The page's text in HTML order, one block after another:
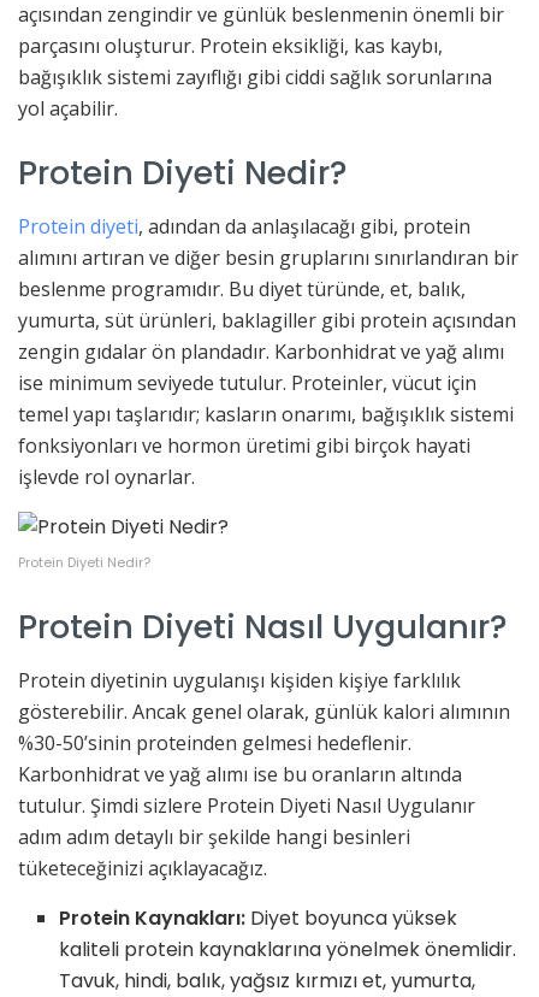
açısından zengindir ve günlük beslenmenin önemli bir
parçasını oluşturur. Protein eksikliği, kas kaybı,
bağışıklık sistemi zayıflığı gibi ciddi sağlık sorunlarına
yol açabilir.
Protein Diyeti Nedir?
Protein diyeti, adından da anlaşılacağı gibi, protein
alımını artıran ve diğer besin gruplarını sınırlandıran bir
beslenme programıdır. Bu diyet türünde, et, balık,
yumurta, süt ürünleri, baklagiller gibi protein açısından
zengin gıdalar ön plandadır. Karbonhidrat ve yağ alımı
ise minimum seviyede tutulur. Proteinler, vücut için
temel yapı taşlarıdır; kasların onarımı, bağışıklık sistemi
fonksiyonları ve hormon üretimi gibi birçok hayati
işlevde rol oynarlar.
Protein Diyeti Nedir?
Protein Diyeti Nasıl Uygulanır?
Protein diyetinin uygulanışı kişiden kişiye farklılık
gösterebilir. Ancak genel olarak, günlük kalori alımının
%30-50’sinin proteinden gelmesi hedeflenir.
Karbonhidrat ve yağ alımı ise bu oranların altında
tutulur. Şimdi sizlere Protein Diyeti Nasıl Uygulanır
adım adım detaylı bir şekilde hangi besinleri
tüketeceğinizi açıklayacağız.
Protein Kaynakları: Diyet boyunca yüksek
kaliteli protein kaynaklarına yönelmek önemlidir.
Tavuk, hindi, balık, yağsız kırmızı et, yumurta,